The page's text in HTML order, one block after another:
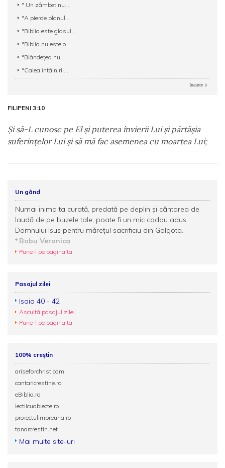
" Un zâmbet nu...
"A pierde planul...
"Biblia este glasul...
"Biblia nu este o...
"Blândeţea nu...
"Calea întâlnirii...
Inainte
FILIPENI 3:10
Şi să-L cunosc pe El şi puterea învierii Lui şi părtăşia
suferinţelor Lui şi să mă fac asemenea cu moartea Lui;
Un gând
Numai inima ta curată, predată pe deplin şi cântarea de
laudă de pe buzele tale, poate fi un mic cadou adus
Domnului Isus pentru mărețul sacrificiu din Golgota.
Bobu Veronica
Pune-l pe pagina ta
Pasajul zilei
Isaia 40 - 42
Ascultă pasajul zilei
Pune-l pe pagina ta
100% creștin
ariseforchrist.com
cantaricrestine.ro
eBiblia.ro
lectiicuobiecte.ro
proiectulimpreuna.ro
tanarcrestin.net
Mai multe site-uri